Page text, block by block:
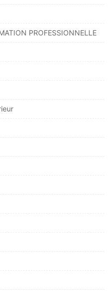
PROFESSIONNELLE